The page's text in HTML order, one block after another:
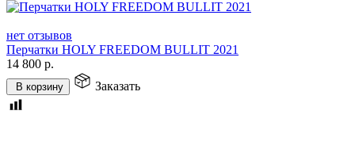
нет отзывов
Перчатки HOLY FREEDOM BULLIT 2021
14 800 р.
В корзину Заказать